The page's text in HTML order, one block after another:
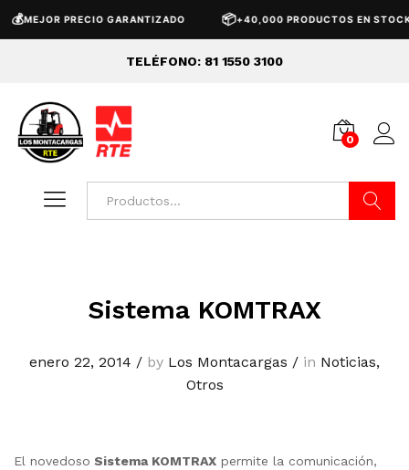
MEJOR PRECIO GARANTIZADO 📦+40,000 PRODUCTOS EN STOCK
TELÉFONO: 81 1550 3100
0
Sistema KOMTRAX
enero 22, 2014 / by Los Montacargas / in Noticias,
Otros
El novedoso Sistema KOMTRAX permite la comunicación,